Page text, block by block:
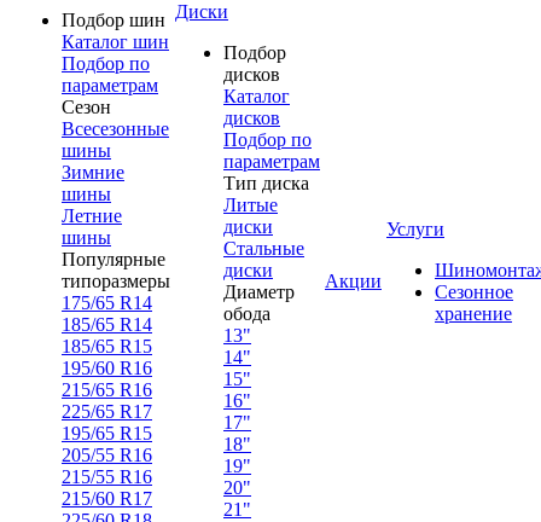
Подбор шин
Каталог шин
Подбор по
параметрам
Сезон
Всесезонные
шины
Зимние
шины
Летние
шины
Популярные
типоразмеры
175/65 R14
185/65 R14
185/65 R15
195/60 R16
215/65 R16
225/65 R17
195/65 R15
205/55 R16
215/55 R16
215/60 R17
Диски
Подбор
дисков
Каталог
дисков
Подбор по
параметрам
Тип диска
Литые
диски
Стальные
диски
Диаметр
обода
13"
14"
15"
16"
17"
18"
19"
20"
21"
Акции
Услуги
Сезонное
хранение